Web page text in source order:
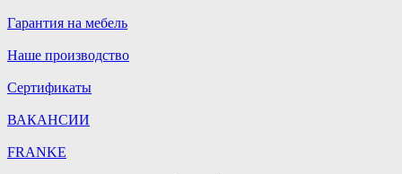
Гарантия на мебель
Наше производство
Сертификаты
ВАКАНСИИ
FRANKE